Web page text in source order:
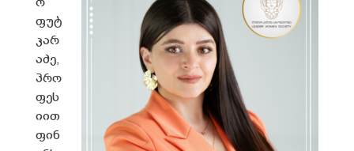
ო
ფუტ
კარ
აძე,
პრო
ფეს
იით
ფინ